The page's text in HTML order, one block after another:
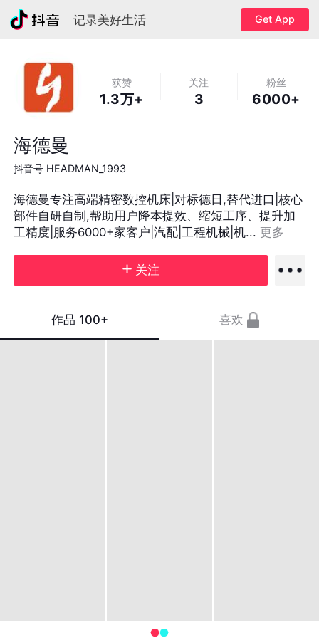
记录美好生活 Get App
获赞
1.3万+
关注
3
粉丝
6000+
海德曼
抖音号 HEADMAN_1993
海德曼专注高端精密数控机床|对标德日,替代进口|核心
部件自研自制,帮助用户降本提效、缩短工序、提升加
工精度|服务6000+家客户|汽配|工程机械|机... 更多
关注
作品 100+ 喜欢